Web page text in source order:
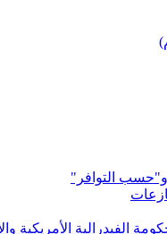
و"حسب التوافر"
الفيدرالية الأمريكية